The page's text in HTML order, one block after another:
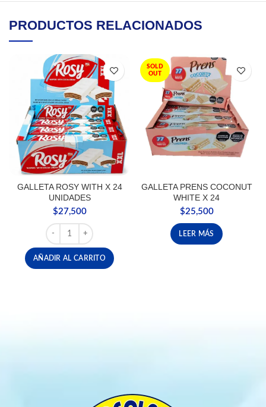
PRODUCTOS RELACIONADOS
GALLETA ROSY WITH X 24
UNIDADES
$27,500
GALLETA ROSY WITH X 24 UNIDADES cantidad
AÑADIR AL CARRITO
SOLD
OUT
GALLETA PRENS COCONUT
WHITE X 24
$25,500
LEER MÁS